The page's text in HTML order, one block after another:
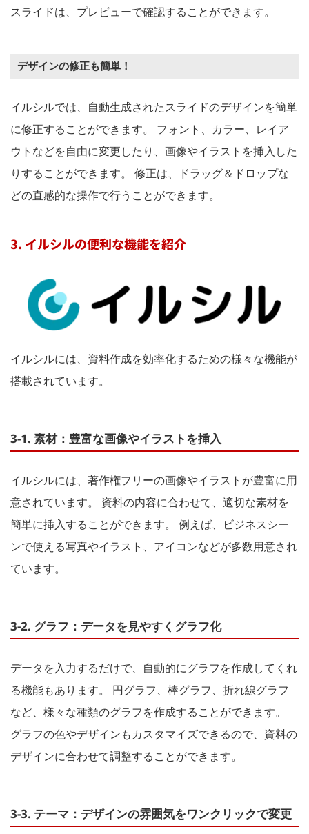
スライドは、プレビューで確認することができます。
デザインの修正も簡単！
イルシルでは、自動生成されたスライドのデザインを簡単
に修正することができます。 フォント、カラー、レイア
ウトなどを自由に変更したり、画像やイラストを挿入した
りすることができます。 修正は、ドラッグ＆ドロップな
どの直感的な操作で行うことができます。
3. イルシルの便利な機能を紹介
イルシルには、資料作成を効率化するための様々な機能が
搭載されています。
3-1. 素材：豊富な画像やイラストを挿入
イルシルには、著作権フリーの画像やイラストが豊富に用
意されています。 資料の内容に合わせて、適切な素材を
簡単に挿入することができます。 例えば、ビジネスシー
ンで使える写真やイラスト、アイコンなどが多数用意され
ています。
3-2. グラフ：データを見やすくグラフ化
データを入力するだけで、自動的にグラフを作成してくれ
る機能もあります。 円グラフ、棒グラフ、折れ線グラフ
など、様々な種類のグラフを作成することができます。
グラフの色やデザインもカスタマイズできるので、資料の
デザインに合わせて調整することができます。
3-3. テーマ：デザインの雰囲気をワンクリックで変更